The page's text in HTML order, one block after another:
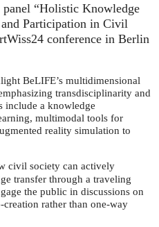
“Holistic Knowledge
Participation in Civil
conference in Berlin
BeLIFE’s multidimensional
transdisciplinarity and
include a knowledge
multimodal tools for
reality simulation to
civil society can actively
transfer through a traveling
the public in discussions on
rather than one-way